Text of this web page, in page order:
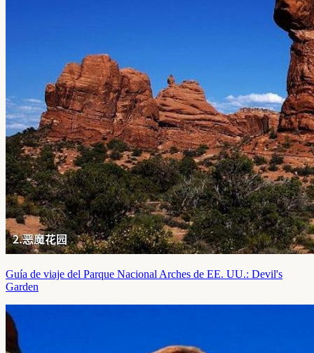
Guía de viaje del Parque Nacional Arches de EE. UU.: Devil's
Garden